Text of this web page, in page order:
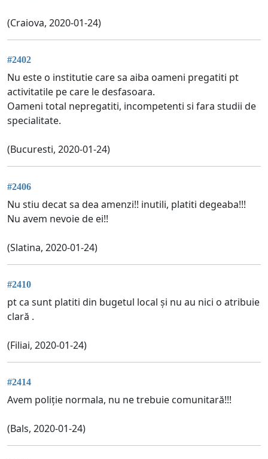
(Craiova, 2020-01-24)
#2402
Nu este o institutie care sa aiba oameni pregatiti pt
activitatile pe care le desfasoara.
Oameni total nepregatiti, incompetenti si fara studii de
specialitate.
(Bucuresti, 2020-01-24)
#2406
Nu stiu decat sa dea amenzi!! inutili, platiti degeaba!!!
Nu avem nevoie de ei!!
(Slatina, 2020-01-24)
#2410
pt ca sunt platiti din bugetul local și nu au nici o atribuie
clară .
(Filiai, 2020-01-24)
#2414
Avem poliție normala, nu ne trebuie comunitară!!!
(Bals, 2020-01-24)